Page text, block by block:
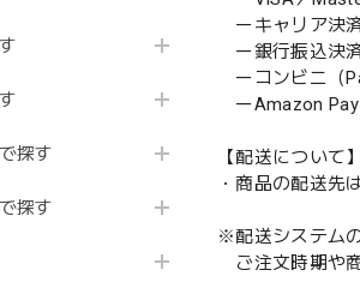
探す
探す
ーキャリア決
ー銀行振込決
ーコンビニ（
ーAmazon Pay
【配送について】
・商品の配送先
※配送システム
ご注文時期や